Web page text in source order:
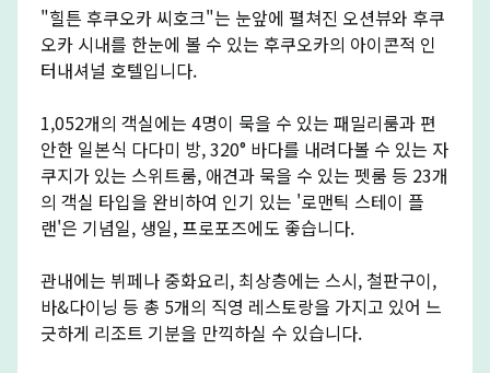
"힐튼 후쿠오카 씨호크"는 눈앞에 펼쳐진 오션뷰와 후쿠
오카 시내를 한눈에 볼 수 있는 후쿠오카의 아이콘적 인
터내셔널 호텔입니다.
1,052개의 객실에는 4명이 묵을 수 있는 패밀리룸과 편
안한 일본식 다다미 방, 320° 바다를 내려다볼 수 있는 자
쿠지가 있는 스위트룸, 애견과 묵을 수 있는 펫룸 등 23개
의 객실 타입을 완비하여 인기 있는 '로맨틱 스테이 플
랜'은 기념일, 생일, 프로포즈에도 좋습니다.
관내에는 뷔페나 중화요리, 최상층에는 스시, 철판구이,
바&다이닝 등 총 5개의 직영 레스토랑을 가지고 있어 느
긋하게 리조트 기분을 만끽하실 수 있습니다.